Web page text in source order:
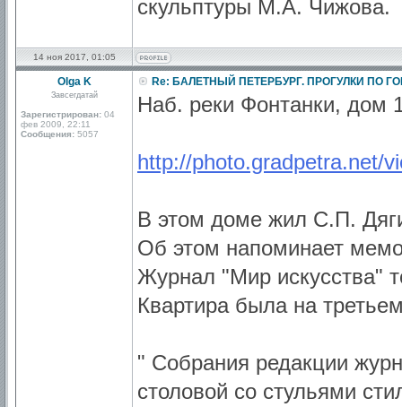
скульптуры М.А. Чижова.
14 ноя 2017, 01:05
Olga K
Завсегдатай
Зарегистрирован: 04
фев 2009, 22:11
Сообщения: 5057
Re: БАЛЕТНЫЙ ПЕТЕРБУРГ. ПРОГУЛКИ ПО
Наб. реки Фонтанки, дом
http://photo.gradpetra.net/
В этом доме жил С.П.
Об этом напоминает
Журнал "Мир искусства"
Квартира была на
" Собрания редакции
столовой со стульями